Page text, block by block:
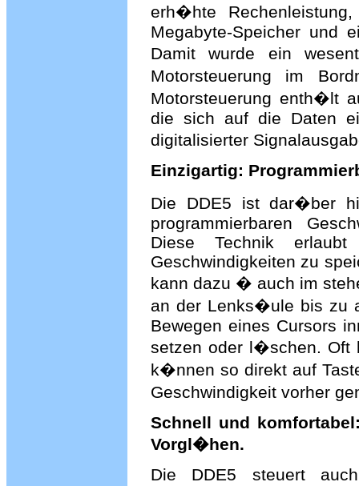
erh�hte
Megabyte-Speicher und
Damit wurde ein
Motorsteuerung im
Motorsteuerung enth�lt
die sich auf die Daten
digitalisierter
Einzigartig:
Die DDE5 ist dar�ber
programmierbaren
Diese Technik
Geschwindigkeiten zu
kann dazu � auch im
an der Lenks�ule bis zu
Bewegen eines Cursors
setzen oder l�schen. Oft
k�nnen so direkt auf
Geschwindigkeit vorher
Schnell und
Vorgl�hen.
Die DDE5 steuert